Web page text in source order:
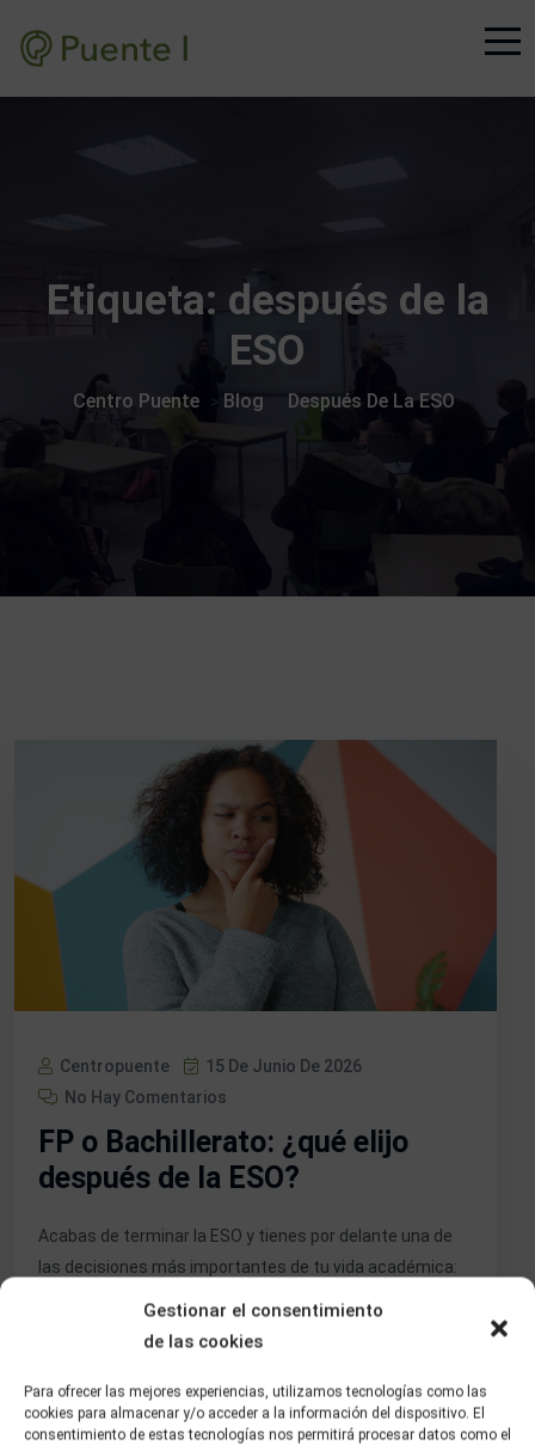
Gestionar el consentimiento
de las cookies
Para ofrecer las mejores experiencias, utilizamos tecnologías como las
cookies para almacenar y/o acceder a la información del dispositivo. El
consentimiento de estas tecnologías nos permitirá procesar datos como el
Etiqueta: después de la
ESO
Centro Puente Blog Después De La ESO
Centropuente
15 De Junio De 2026
No Hay Comentarios
FP o Bachillerato: ¿qué elijo
después de la ESO?
Acabas de terminar la ESO y tienes por delante una de
las decisiones más importantes de tu vida académica:
¿FP o Bachillerato? No existe una respuesta única ni
correcta para todo el mundo. Pero sí existen preguntas
para ti. En este artículo te explicamos las diferencias […]